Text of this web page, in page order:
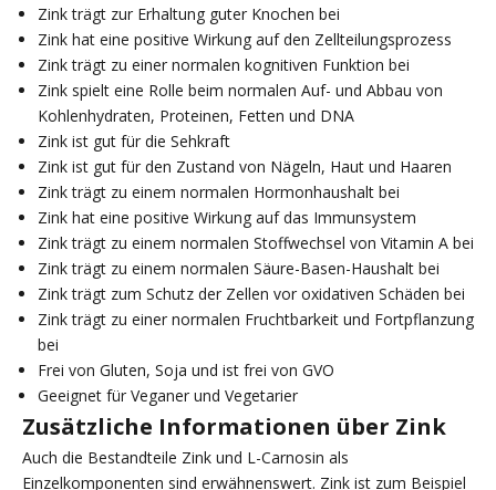
Zink trägt zur Erhaltung guter Knochen bei
Zink hat eine positive Wirkung auf den Zellteilungsprozess
Zink trägt zu einer normalen kognitiven Funktion bei
Zink spielt eine Rolle beim normalen Auf- und Abbau von
Kohlenhydraten, Proteinen, Fetten und DNA
Zink ist gut für die Sehkraft
Zink ist gut für den Zustand von Nägeln, Haut und Haaren
Zink trägt zu einem normalen Hormonhaushalt bei
Zink hat eine positive Wirkung auf das Immunsystem
Zink trägt zu einem normalen Stoffwechsel von Vitamin A bei
Zink trägt zu einem normalen Säure-Basen-Haushalt bei
Zink trägt zum Schutz der Zellen vor oxidativen Schäden bei
Zink trägt zu einer normalen Fruchtbarkeit und Fortpflanzung
bei
Frei von Gluten, Soja und ist frei von GVO
Geeignet für Veganer und Vegetarier
Zusätzliche Informationen über Zink
Auch die Bestandteile Zink und L-Carnosin als
Einzelkomponenten sind erwähnenswert. Zink ist zum Beispiel